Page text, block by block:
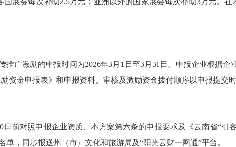
展会每次补助2.5万元；亚洲以外的国家展会每次补助3万元。
推广激励的申报时间为2026年3月1日至3月31日。申报企业根据
资金申报表》和申报资料。审核及激励资金拨付顺序以申报提交时
前对照申报企业资质、本方案第六条的申报要求及《云南省“引
，同步报送州（市）文化和旅游局及“阳光云财一网通”平台。